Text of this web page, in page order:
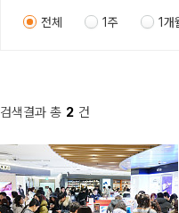
전체 1주 1개
검색결과 총 2 건